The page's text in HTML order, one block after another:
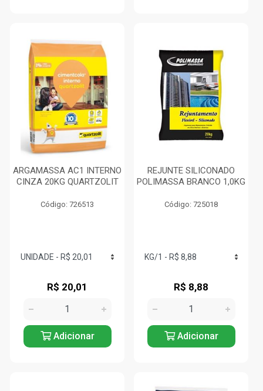
ARGAMASSA AC1 INTERNO
CINZA 20KG QUARTZOLIT
Código: 726513
R$ 20,01
Adicionar
REJUNTE SILICONADO
POLIMASSA BRANCO 1,0KG
Código: 725018
R$ 8,88
Adicionar